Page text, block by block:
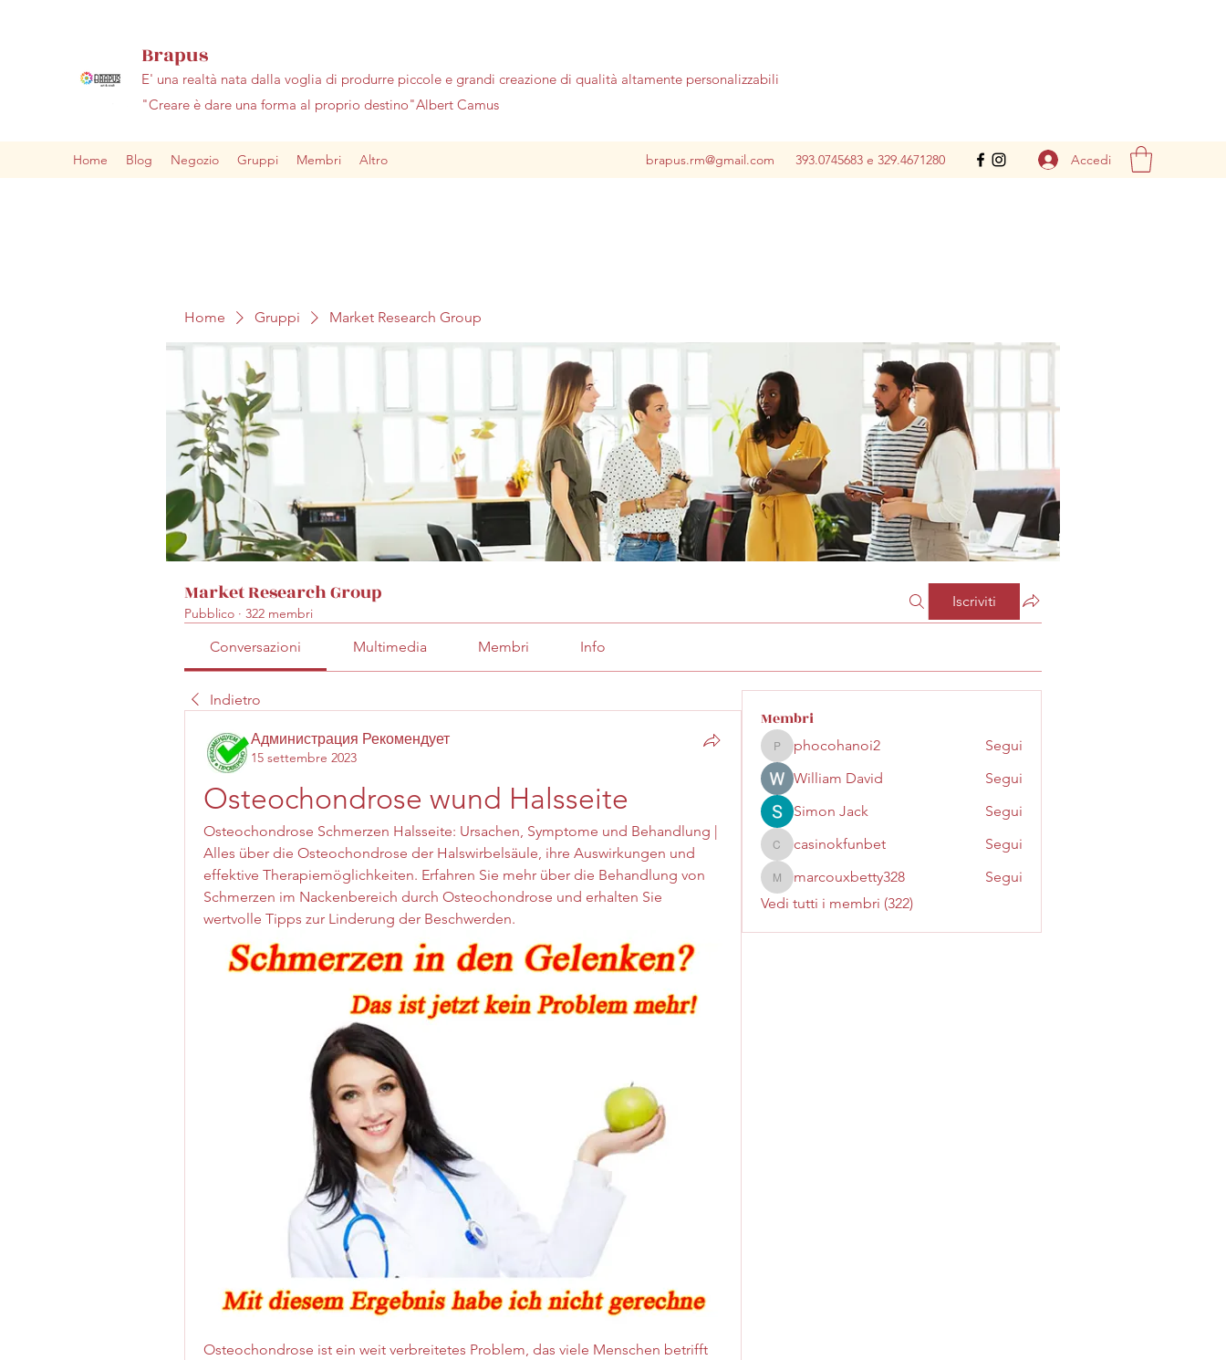
Brapus
E' una realtà nata dalla voglia di produrre piccole e grandi creazione di qualità altamente personalizzabili
"Creare è dare una forma al proprio destino"Albert Camus
Home Blog Negozio Gruppi Membri Altro brapus.rm@gmail.com 393.0745683 e 329.4671280 Accedi
Home Gruppi Market Research Group
Market Research Group
Pubblico · 322 membri
Iscriviti
Conversazioni Multimedia Membri Info
Indietro
Администрация Рекомендует
15 settembre 2023
Osteochondrose wund Halsseite
Osteochondrose Schmerzen Halsseite: Ursachen, Symptome und Behandlung |
Alles über die Osteochondrose der Halswirbelsäule, ihre Auswirkungen und
effektive Therapiemöglichkeiten. Erfahren Sie mehr über die Behandlung von
Schmerzen im Nackenbereich durch Osteochondrose und erhalten Sie
wertvolle Tipps zur Linderung der Beschwerden.
Osteochondrose ist ein weit verbreitetes Problem, das viele Menschen betrifft
Membri
phocohanoi2
phocohanoi2
Segui
William David
Segui
Simon Jack
Segui
casinokfunbet
casinokfunbet Segui
marcouxbetty328
marcouxbetty328
Segui
Vedi tutti i membri (322)